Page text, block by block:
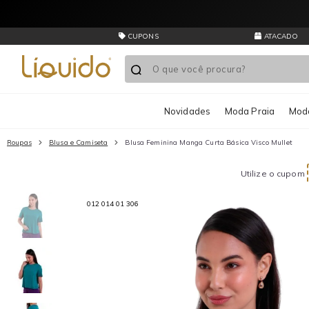
CUPONS ATACADO
Novidades Moda Praia
Roupas Blusa e Camiseta Blusa Feminina Manga Curta Básica Visco Mullet
Utilize o cupom
012 014 01 306